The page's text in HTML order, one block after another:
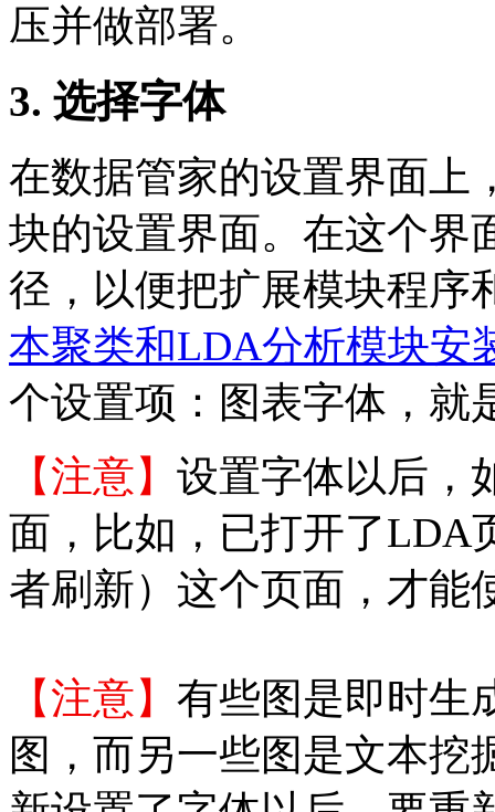
压并做部署。
3. 选择字体
在数据管家的设置界面上
块的设置界面。在这个界
径，以便把扩展模块程序
本聚类和LDA分析模块安
个设置项：图表字体，就
【注意】 设置字体以后，
面，比如，已打开了LDA
者刷新）这个页面，才能
【注意】 有些图是即时生
图，而另一些图是文本挖